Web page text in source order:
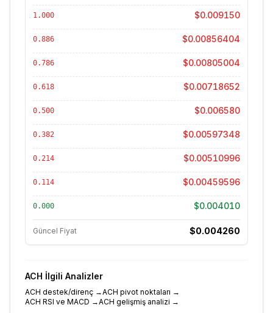
1.000 $0.009150
0.886 $0.00856404
0.786 $0.00805004
0.618 $0.00718652
0.500 $0.006580
0.382 $0.00597348
0.214 $0.00510996
0.114 $0.00459596
0.000 $0.004010
Güncel Fiyat $0.004260
ACH İlgili Analizler
ACH destek/direnç →ACH pivot noktaları →
ACH RSI ve MACD →ACH gelişmiş analizi →